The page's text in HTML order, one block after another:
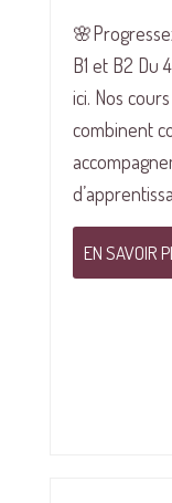
B1 et B2 Du
ici. Nos
combinent
EN SAVOIR